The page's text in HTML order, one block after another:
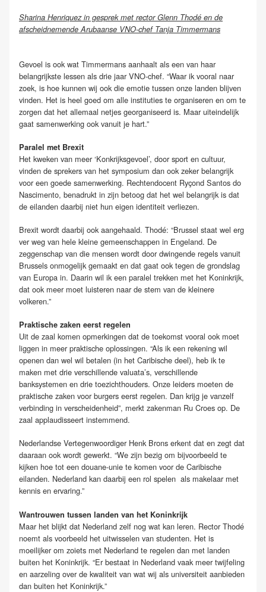
Sharina Henriquez in gesprek met rector Glenn Thodé en de
afscheidnemende Arubaanse VNO-chef Tanja Timmermans
Gevoel is ook wat Timmermans aanhaalt als een van haar
belangrijkste lessen als drie jaar VNO-chef. “Waar ik vooral naar
zoek, is hoe kunnen wij ook die emotie tussen onze landen blijven
vinden. Het is heel goed om alle instituties te organiseren en om te
zorgen dat het allemaal netjes georganiseerd is. Maar uiteindelijk
gaat samenwerking ook vanuit je hart.”
Paralel met Brexit
Het kweken van meer ‘Konkrijksgevoel’, door sport en cultuur,
vinden de sprekers van het symposium dan ook zeker belangrijk
voor een goede samenwerking. Rechtendocent Ryçond Santos do
Nascimento, benadrukt in zijn betoog dat het wel belangrijk is dat
de eilanden daarbij niet hun eigen identiteit verliezen.
Brexit wordt daarbij ook aangehaald. Thodé: “Brussel staat wel erg
ver weg van hele kleine gemeenschappen in Engeland. De
zeggenschap van die mensen wordt door dwingende regels vanuit
Brussels onmogelijk gemaakt en dat gaat ook tegen de grondslag
van Europa in. Daarin wil ik een paralel trekken met het Koninkrijk,
dat ook meer moet luisteren naar de stem van de kleinere
volkeren.”
Praktische zaken eerst regelen
Uit de zaal komen opmerkingen dat de toekomst vooral ook moet
liggen in meer praktische oplossingen. “Als ik een rekening wil
openen dan wel wil betalen (in het Caribische deel), heb ik te
maken met drie verschillende valuata’s, verschillende
banksystemen en drie toezichthouders. Onze leiders moeten de
praktische zaken voor burgers eerst regelen. Dan krijg je vanzelf
verbinding in verscheidenheid”, merkt zakenman Ru Croes op. De
zaal applaudisseert instemmend.
Nederlandse Vertegenwoordiger Henk Brons erkent dat en zegt dat
daaraan ook wordt gewerkt. “We zijn bezig om bijvoorbeeld te
kijken hoe tot een douane-unie te komen voor de Caribische
eilanden. Nederland kan daarbij een rol spelen als makelaar met
kennis en ervaring.”
Wantrouwen tussen landen van het Koninkrijk
Maar het blijkt dat Nederland zelf nog wat kan leren. Rector Thodé
noemt als voorbeeld het uitwisselen van studenten. Het is
moeilijker om zoiets met Nederland te regelen dan met landen
buiten het Koninkrijk. “Er bestaat in Nederland vaak meer twijfeling
en aarzeling over de kwaliteit van wat wij als universiteit aanbieden
dan buiten het Koninkrijk.”